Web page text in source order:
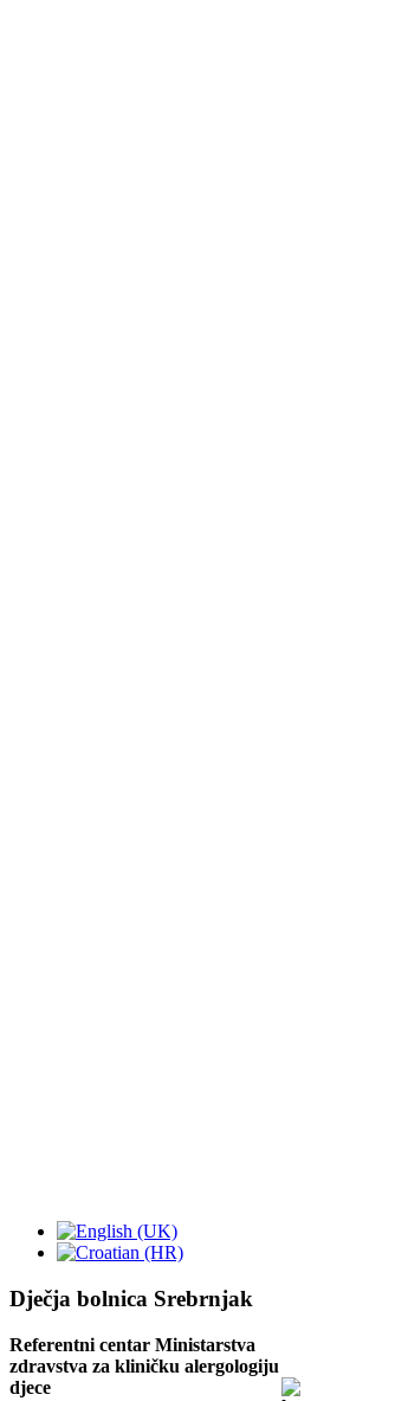
zdravstva za kliničku alergologiju
djece